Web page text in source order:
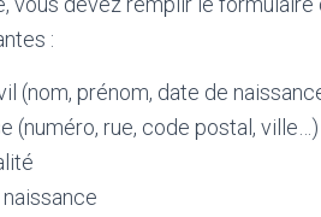
:
(nom, prénom, date de
(numéro, rue, code postal, ville…)